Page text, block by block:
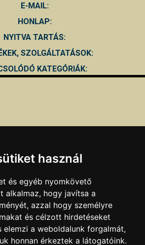
E-MAIL:
HONLAP:
NYITVA TARTÁS:
SZOLGÁLTATÁSOK:
KATEGÓRIÁK:
hibát talál, azt az ittolvasható
használ
és egyéb nyomkövető
alkalmaz, hogy javítsa a
azzal hogy személyre
és célzott hirdetéseket
elemzi a weboldalunk forgalmát,
honnan érkeztek a látogatóink.